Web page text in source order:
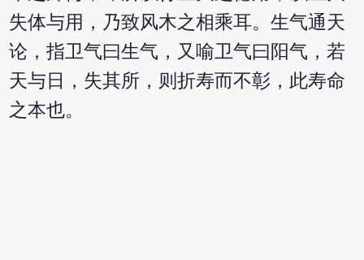
失体与用，乃致风木之相乘耳。生气通天
论，指卫气曰生气，又喻卫气曰阳气，若
天与日，失其所，则折寿而不彰，此寿命
之本也。